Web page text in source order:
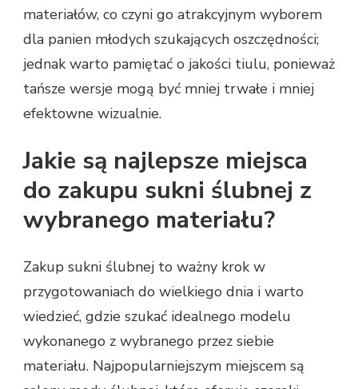
materiałów, co czyni go atrakcyjnym wyborem
dla panien młodych szukających oszczędności;
jednak warto pamiętać o jakości tiulu, ponieważ
tańsze wersje mogą być mniej trwałe i mniej
efektowne wizualnie.
Jakie są najlepsze miejsca
do zakupu sukni ślubnej z
wybranego materiału?
Zakup sukni ślubnej to ważny krok w
przygotowaniach do wielkiego dnia i warto
wiedzieć, gdzie szukać idealnego modelu
wykonanego z wybranego przez siebie
materiału. Najpopularniejszym miejscem są